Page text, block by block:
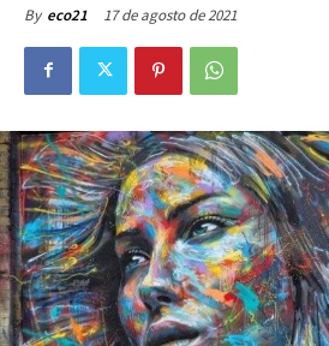
By eco21 17 de agosto de 2021